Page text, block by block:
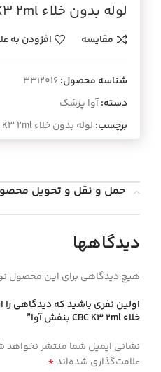
لوله بدون خلاء CBC K3 2ml بنفش آوا
مقایسه افزودن به
شناسه محصول: 3312016
دسته:آوا پزشک
برچسب: لوله بدون خلاء CBC K3 2ml بنفش آوا
حمل و نقل و تحویل
دیدگاهها
هیچ دیدگاهی برای این محصول
اولین نفری باشید که دیدگاهی را
خلاء CBC K3 2ml بنفش آوا”
نشانی ایمیل شما منتشر نخواهد
علامت‌گذاری شده‌اند*